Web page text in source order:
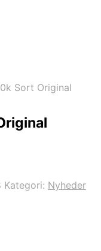
Sort Original
Kategori: Nyheder